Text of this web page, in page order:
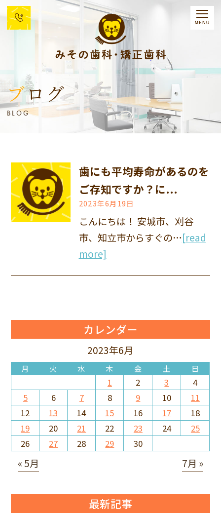
ブログ
BLOG
歯にも平均寿命があるのを
ご存知ですか？に...
2023年6月19日
こんにちは！ 安城市、刈谷
市、知立市からすぐの…[read
more]
カレンダー
2023年6月
月 火 水 木 金 土 日
1 2 3
4
5
6 7 8 9 10
11
12
13 14 15 16 17
18
19
20 21 22 23 24
25
26
27 28 29 30
« 5月 7月 »
最新記事